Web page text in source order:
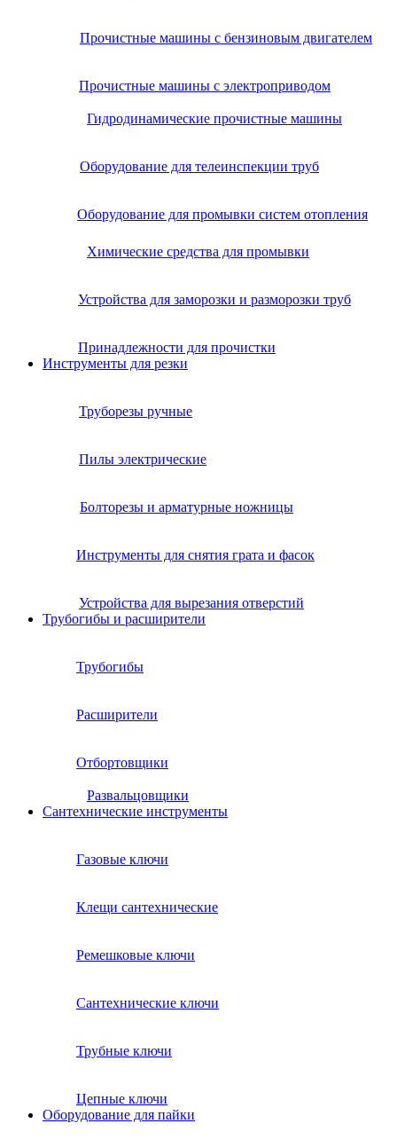
Прочистные машины с бензиновым двигателем
Прочистные машины с электроприводом
Гидродинамические прочистные машины
Оборудование для телеинспекции труб
Оборудование для промывки систем отопления
Химические средства для промывки
Устройства для заморозки и разморозки труб
Принадлежности для прочистки
Инструменты для резки
Труборезы ручные
Пилы электрические
Болторезы и арматурные ножницы
Инструменты для снятия грата и фасок
Устройства для вырезания отверстий
Трубогибы и расширители
Трубогибы
Расширители
Отбортовщики
Развальцовщики
Сантехнические инcтрументы
Газовые ключи
Клещи сантехнические
Ремешковые ключи
Сантехнические ключи
Трубные ключи
Цепные ключи
Оборудование для пайки